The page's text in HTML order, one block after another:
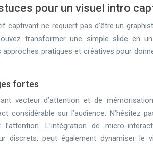
pour un visuel intro
captivant ne requiert pas d’être un
transformer une simple slide en
approches pratiques et créatives pour
fortes
vecteur d’attention et de
considérable sur l’audience. N’hésitez
l’attention. L’intégration de micro-
discrets, peut également dynamiser le